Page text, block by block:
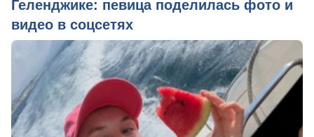
Геленджике: певица поделилась фото и
видео в соцсетях